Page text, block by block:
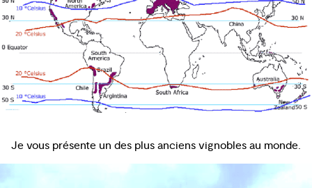
Je vous présente un des plus anciens vignobles au monde.